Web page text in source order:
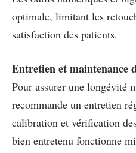
optimale, limitant les
satisfaction des patients.
Entretien et maintenance
Pour assurer une longévité
recommande un entretien
calibration et vérification
bien entretenu fonctionne